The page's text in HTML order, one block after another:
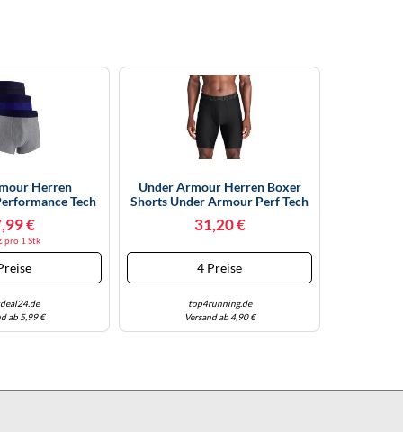
Herren
Tech
€
pro 1 Stk
ab 5,99 €
Under Armour Herren Boxer
Shorts Under Armour Perf Tech
31,20 €
4 Preise
top4running.de
Versand ab 4,90 €